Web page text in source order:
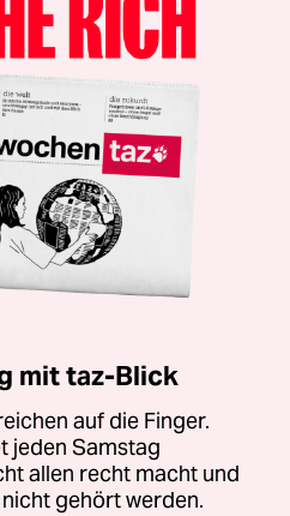
mit taz-Blick
auf die Finger.
jeden Samstag
allen recht macht und
gehört werden.